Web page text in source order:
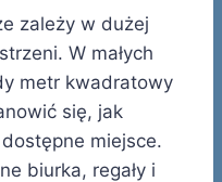
zależy w dużej
W małych
metr kwadratowy
się, jak
miejsce.
biurka, regały i